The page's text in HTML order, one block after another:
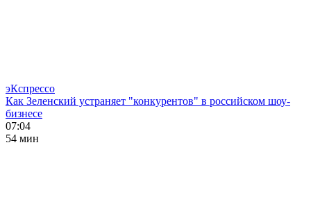
эКспрессо
Как Зеленский устраняет "конкурентов" в российском шоу-
бизнесе
07:04
54 мин